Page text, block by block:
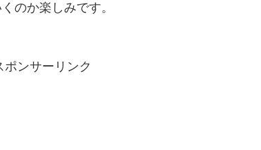
のか楽しみです。
ポンサーリンク